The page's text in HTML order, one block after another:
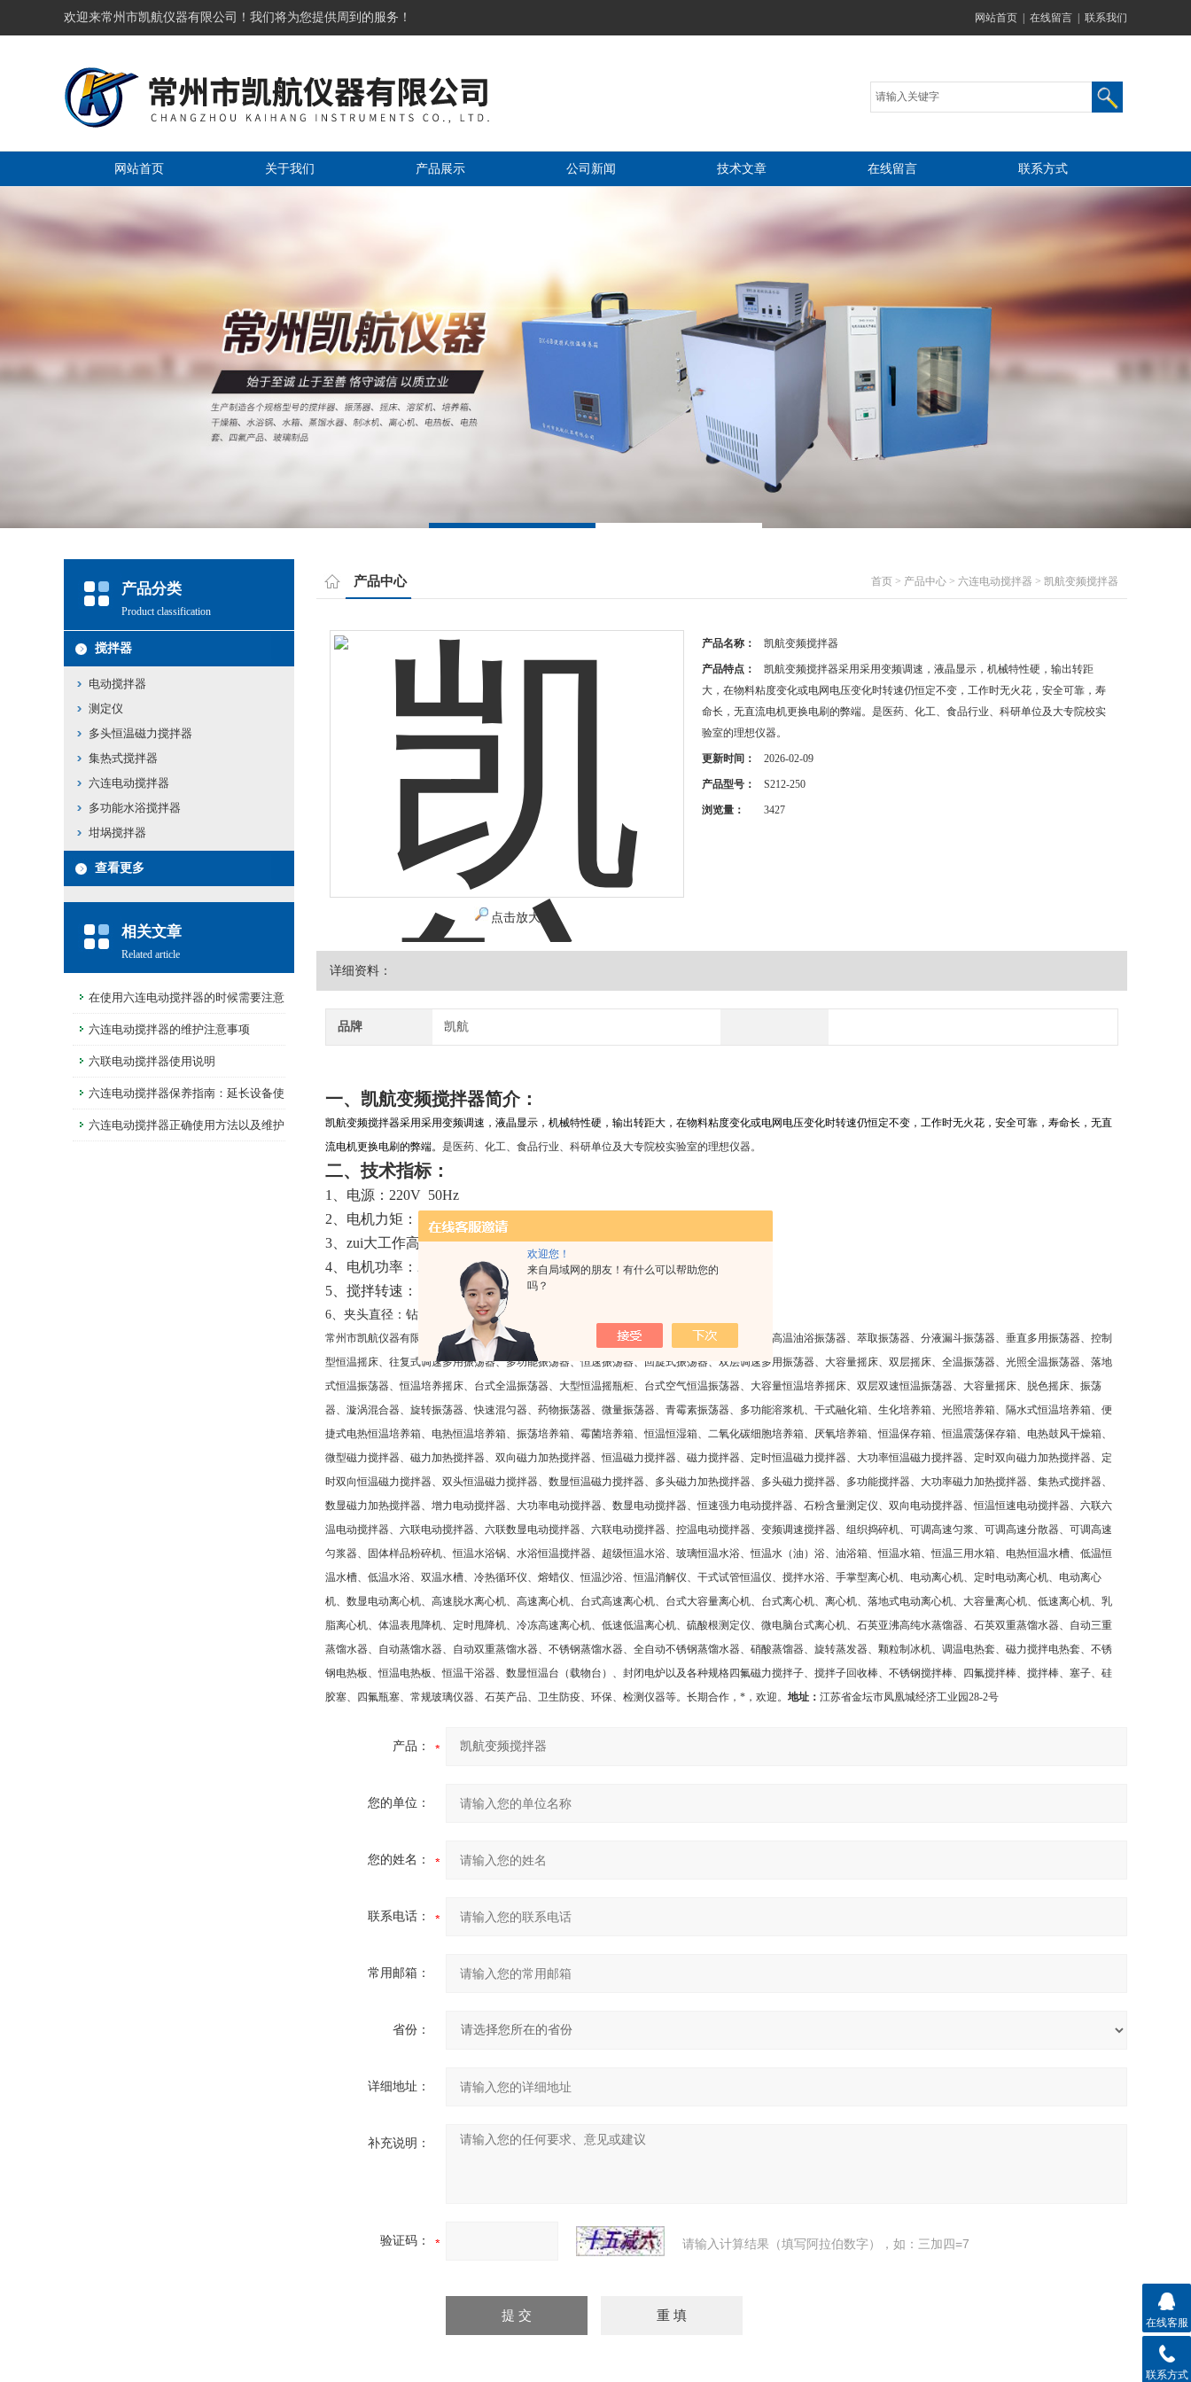
欢迎您！
来自局域网的朋友！有什么可以帮助您的
吗？
欢迎来常州市凯航仪器有限公司！我们将为您提供周到的服务！ 网站首页 在线留言 联系我们
网站首页 关于我们 产品展示 公司新闻 技术文章 在线留言 联系方式
产品中心 首页 > 产品中心 > 六连电动搅拌器 > 凯航变频搅拌器
点击放大
产品名称： 凯航变频搅拌器
产品特点：
凯航变频搅拌器采用采用变频调速，液晶显示，机械特性硬，输出转距
大，在物料粘度变化或电网电压变化时转速仍恒定不变，工作时无火花，安全可靠，寿
命长，无直流电机更换电刷的弊端。是医药、化工、食品行业、科研单位及大专院校实
验室的理想仪器。
更新时间： 2026-02-09
产品型号： S212-250
浏览量： 3427
详细资料：
品牌 凯航
一、凯航变频搅拌器简介：
凯航变频搅拌器采用采用变频调速，液晶显示，机械特性硬，输出转距大，在物料粘度变化或电网电压变化时转速仍恒定不变，工作时无火花，安全可靠，寿命长，无直
流电机更换电刷的弊端。 是医药、化工、食品行业、科研单位及大专院校实验室的理想仪器。
二、技术指标：
1 、电源： 220V 50Hz
2 、电机力矩： 16000g.cm（转速为
3 、zui大工作高度：650mm
4 、电机功率：
5 、搅拌转速： 100-1400rpm（变频调速）
6、夹头直径：钻夹头 1-10mm
常州市凯航仪器有限公司（金坛市新航仪器厂）主要生产：水浴恒温振荡器、气浴恒温振荡器、高温油浴振荡器、萃取振荡器、分液漏斗振荡器、垂直多用振荡器、控制
型恒温摇床、往复式调速多用振荡器、多功能振荡器、恒速振荡器、回旋式振荡器、双层调速多用振荡器、大容量摇床、双层摇床、全温振荡器、光照全温振荡器、落地
式恒温振荡器、恒温培养摇床、台式全温振荡器、大型恒温摇瓶柜、台式空气恒温振荡器、大容量恒温培养摇床、双层双速恒温振荡器、大容量摇床、脱色摇床、振荡
器、漩涡混合器、旋转振荡器、快速混匀器、药物振荡器、微量振荡器、青霉素振荡器、多功能溶浆机、干式融化箱、生化培养箱、光照培养箱、隔水式恒温培养箱、便
捷式电热恒温培养箱、电热恒温培养箱、振荡培养箱、霉菌培养箱、恒温恒湿箱、二氧化碳细胞培养箱、厌氧培养箱、恒温保存箱、恒温震荡保存箱、电热鼓风干燥箱、
微型磁力搅拌器、磁力加热搅拌器、双向磁力加热搅拌器、恒温磁力搅拌器、磁力搅拌器、定时恒温磁力搅拌器、大功率恒温磁力搅拌器、定时双向磁力加热搅拌器、定
时双向恒温磁力搅拌器、双头恒温磁力搅拌器、数显恒温磁力搅拌器、多头磁力加热搅拌器、多头磁力搅拌器、多功能搅拌器、大功率磁力加热搅拌器、集热式搅拌器、
数显磁力加热搅拌器、增力电动搅拌器、大功率电动搅拌器、数显电动搅拌器、恒速强力电动搅拌器、石粉含量测定仪、双向电动搅拌器、恒温恒速电动搅拌器、六联六
温电动搅拌器、六联电动搅拌器、六联数显电动搅拌器、六联电动搅拌器、控温电动搅拌器、变频调速搅拌器、组织捣碎机、可调高速匀浆、可调高速分散器、可调高速
匀浆器、固体样品粉碎机、恒温水浴锅、水浴恒温搅拌器、超级恒温水浴、玻璃恒温水浴、恒温水（油）浴、油浴箱、恒温水箱、恒温三用水箱、电热恒温水槽、低温恒
温水槽、低温水浴、双温水槽、冷热循环仪、熔蜡仪、恒温沙浴、恒温消解仪、干式试管恒温仪、搅拌水浴、手掌型离心机、电动离心机、定时电动离心机、电动离心
机、数显电动离心机、高速脱水离心机、高速离心机、台式高速离心机、台式大容量离心机、台式离心机、离心机、落地式电动离心机、大容量离心机、低速离心机、乳
脂离心机、体温表甩降机、定时甩降机、冷冻高速离心机、低速低温离心机、硫酸根测定仪、微电脑台式离心机、石英亚沸高纯水蒸馏器、石英双重蒸馏水器、自动三重
蒸馏水器、自动蒸馏水器、自动双重蒸馏水器、不锈钢蒸馏水器、全自动不锈钢蒸馏水器、硝酸蒸馏器、旋转蒸发器、颗粒制冰机、调温电热套、磁力搅拌电热套、不锈
钢电热板、恒温电热板、恒温干浴器、数显恒温台（载物台）、封闭电炉以及各种规格四氟磁力搅拌子、搅拌子回收棒、不锈钢搅拌棒、四氟搅拌棒、搅拌棒、塞子、硅
胶塞、四氟瓶塞、常规玻璃仪器、石英产品、卫生防疫、环保、检测仪器等。长期合作，*，欢迎。 地址： 江苏省金坛市凤凰城经济工业园28-2号
产品：
您的单位：
您的姓名：
联系电话：
常用邮箱：
省份：
详细地址：
补充说明：
验证码： 请输入计算结果（填写阿拉伯数字），如：三加四=7
产品分类
Product classification
搅拌器
电动搅拌器
测定仪
多头恒温磁力搅拌器
集热式搅拌器
六连电动搅拌器
多功能水浴搅拌器
坩埚搅拌器
查看更多
相关文章
Related article
在使用六连电动搅拌器的时候需要注意
什么六连电动搅拌器的维护注意事项
六联电动搅拌器使用说明
六连电动搅拌器保养指南：延长设备使
用寿命的小技巧
六连电动搅拌器正确使用方法以及维护
在线客服
联系方式